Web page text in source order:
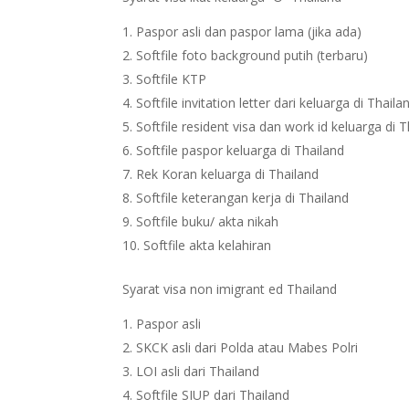
Paspor asli dan paspor lama (jika ada)
Softfile foto background putih (terbaru)
Softfile KTP
Softfile invitation letter dari keluarga di
Softfile resident visa dan work id keluarga di
Softfile paspor keluarga di Thailand
Rek Koran keluarga di Thailand
Softfile keterangan kerja di Thailand
Softfile buku/ akta nikah
Softfile akta kelahiran
Syarat visa non imigrant ed Thailand
Paspor asli
SKCK asli dari Polda atau Mabes Polri
LOI asli dari Thailand
Softfile SIUP dari Thailand